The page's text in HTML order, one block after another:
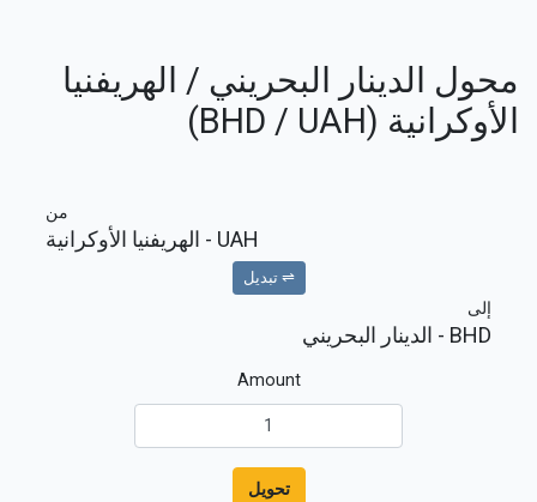
محول الدينار البحريني / الهريفنيا
الأوكرانية (BHD / UAH)
من
UAH - الهريفنيا الأوكرانية
⇌ تبديل
إلى
BHD - الدينار البحريني
Amount
تحويل